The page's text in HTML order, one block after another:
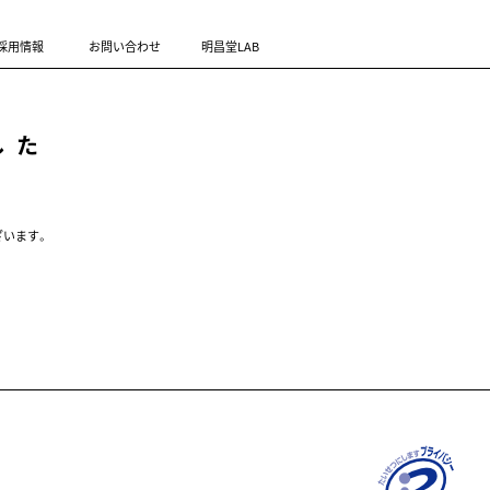
用情報 お問い合わせ 明昌堂LAB
ます。